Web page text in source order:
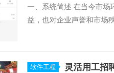
一、系统简述 在当今市场
益，也对企业声誉和市场
软件工程 灵活用工招